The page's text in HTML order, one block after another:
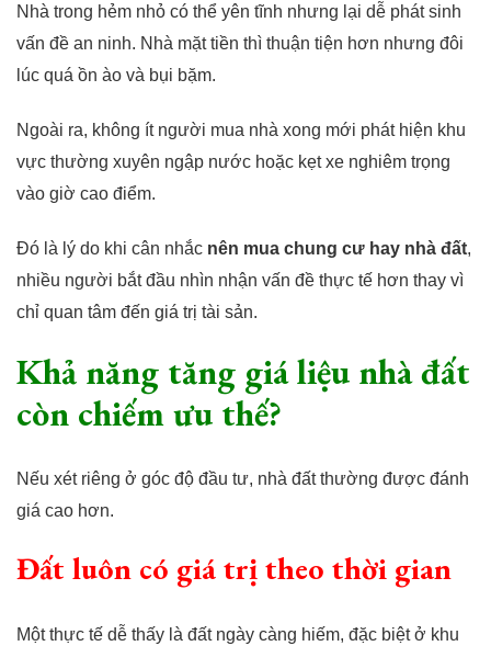
Nhà trong hẻm nhỏ có thể yên tĩnh nhưng lại dễ phát sinh
vấn đề an ninh. Nhà mặt tiền thì thuận tiện hơn nhưng đôi
lúc quá ồn ào và bụi bặm.
Ngoài ra, không ít người mua nhà xong mới phát hiện khu
vực thường xuyên ngập nước hoặc kẹt xe nghiêm trọng
vào giờ cao điểm.
Đó là lý do khi cân nhắc nên mua chung cư hay nhà đất,
nhiều người bắt đầu nhìn nhận vấn đề thực tế hơn thay vì
chỉ quan tâm đến giá trị tài sản.
Khả năng tăng giá liệu nhà đất
còn chiếm ưu thế?
Nếu xét riêng ở góc độ đầu tư, nhà đất thường được đánh
giá cao hơn.
Đất luôn có giá trị theo thời gian
Một thực tế dễ thấy là đất ngày càng hiếm, đặc biệt ở khu